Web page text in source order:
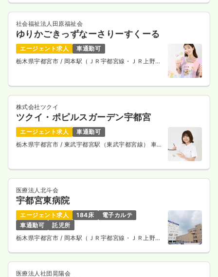
社会福祉法人田原福祉会
ゆりかごきっずなーさりーすくーる
エージェント求人
車通勤可
栃木県宇都宮市 / 岡本駅（ＪＲ宇都宮線・ＪＲ上野東
株式会社ツクイ
ツクイ・ポピルスガーデン宇都宮
エージェント求人
車通勤可
栃木県宇都宮市 / 東武宇都宮駅（東武宇都宮線） 車
医療法人北斗会
宇都宮東病院
エージェント求人 184床
電子カルテ
車通勤可
託児所
栃木県宇都宮市 / 岡本駅（ＪＲ宇都宮線・ＪＲ上野東
医療法人社団晃陽会